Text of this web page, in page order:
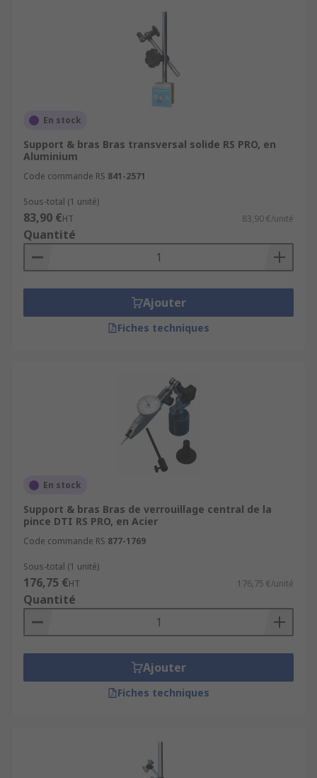
En stock
Support & bras Bras transversal solide RS PRO, en
Aluminium
Code commande RS 841-2571
Sous-total (1 unité)
83,90 €HT 83,90 €/unité
Quantité
Ajouter
Fiches techniques
En stock
Support & bras Bras de verrouillage central de la
pince DTI RS PRO, en Acier
Code commande RS 877-1769
Sous-total (1 unité)
176,75 €HT 176,75 €/unité
Quantité
Ajouter
Fiches techniques